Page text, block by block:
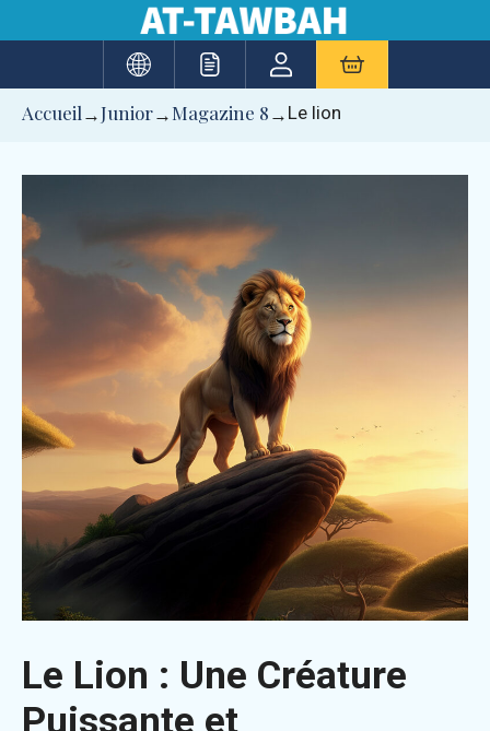
au
Accueil →Junior→ Magazine 8 → Le lion
Le Lion : Une Créature
Puissante et